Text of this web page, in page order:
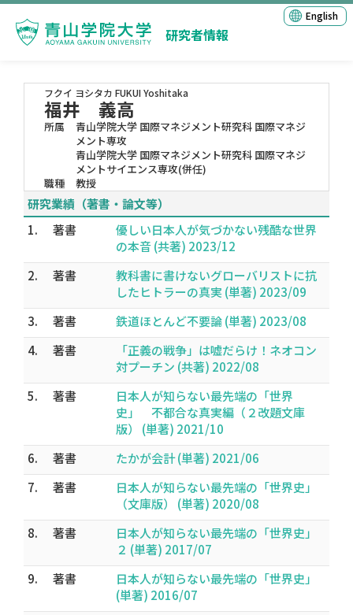
研究者情報
English
フクイ ヨシタカ FUKUI Yoshitaka
福井 義高
所属
青山学院大学 国際マネジメント研究科 国際マネジ
メント専攻
青山学院大学 国際マネジメント研究科 国際マネジ
メントサイエンス専攻(併任)
職種
教授
研究業績（著書・論文等）
1.
著書
優しい日本人が気づかない残酷な世界
の本音 (共著) 2023/12
2.
著書
教科書に書けないグローバリストに抗
したヒトラーの真実 (単著) 2023/09
3.
著書
鉄道ほとんど不要論 (単著) 2023/08
4.
著書
「正義の戦争」は嘘だらけ！ネオコン
対プーチン (共著) 2022/08
5.
著書
日本人が知らない最先端の「世界
史」 不都合な真実編（２改題文庫
版） (単著) 2021/10
6.
著書
たかが会計 (単著) 2021/06
7.
著書
日本人が知らない最先端の「世界史」
（文庫版） (単著) 2020/08
8.
著書
日本人が知らない最先端の「世界史」
２ (単著) 2017/07
9.
著書
日本人が知らない最先端の「世界史」
(単著) 2016/07